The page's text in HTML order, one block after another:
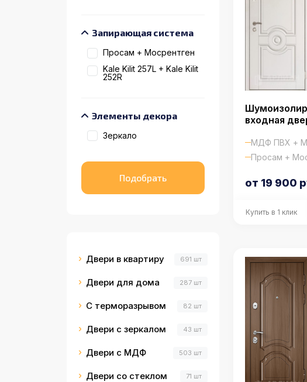
Запирающая система
Просам + Мосрентген
Kale Kilit 257L + Kale Kilit
252R
Элементы декора
Зеркало
Двери в квартиру 691 шт
Двери для дома 287 шт
С терморазрывом 82 шт
Двери с зеркалом 43 шт
Двери с МДФ 503 шт
Двери со стеклом 71 шт
входная
МДФ ПВХ +
Просам +
от 19 900
Купить в 1 клик